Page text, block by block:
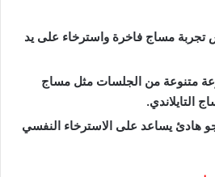
تجربة مساج فاخرة واسترخاء على يد
متنوعة من الجلسات مثل مساج
التايلاندي.
هادئ يساعد على الاسترخاء النفسي